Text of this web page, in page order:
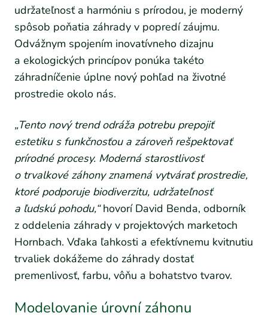
udržateľnosť a harmóniu s prírodou, je moderný
spôsob poňatia záhrady v popredí záujmu.
Odvážnym spojením inovatívneho dizajnu
a ekologických princípov ponúka takéto
záhradníčenie úplne nový pohľad na životné
prostredie okolo nás.
„Tento nový trend odráža potrebu prepojiť
estetiku s funkčnosťou a zároveň rešpektovať
prírodné procesy. Moderná starostlivosť
o trvalkové záhony znamená vytvárať prostredie,
ktoré podporuje biodiverzitu, udržateľnosť
a ľudskú pohodu,“hovorí David Benda, odborník
z oddelenia záhrady v projektových marketoch
Hornbach. Vďaka ľahkosti a efektívnemu kvitnutiu
trvaliek dokážeme do záhrady dostať
premenlivosť, farbu, vôňu a bohatstvo tvarov.
Modelovanie úrovní záhonu